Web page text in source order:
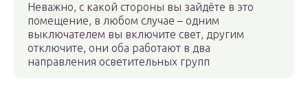
Неважно, с какой стороны вы зайдёте в это
помещение, в любом случае – одним
выключателем вы включите свет, другим
отключите, они оба работают в два
направления осветительных групп